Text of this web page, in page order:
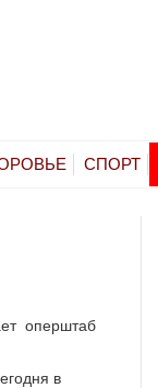
СПОРТ
оперштаб
в